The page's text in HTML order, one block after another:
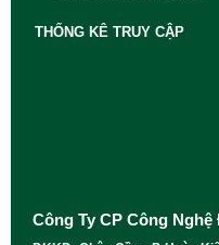
THỐNG KÊ TRUY CẬP
Công Ty CP Công